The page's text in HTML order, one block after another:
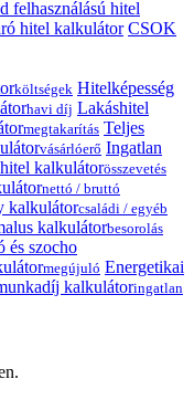
felhasználású hitel
hitel kalkulátor CSOK
költségek Hitelképesség
havi díj Lakáshitel
megtakarítás Teljes
vásárlóerő Ingatlan
kalkulátorösszevetés
nettó / bruttó
kalkulátorcsaládi / egyéb
kalkulátorbesorolás
és szocho
megújuló Energetikai
kalkulátoringatlan